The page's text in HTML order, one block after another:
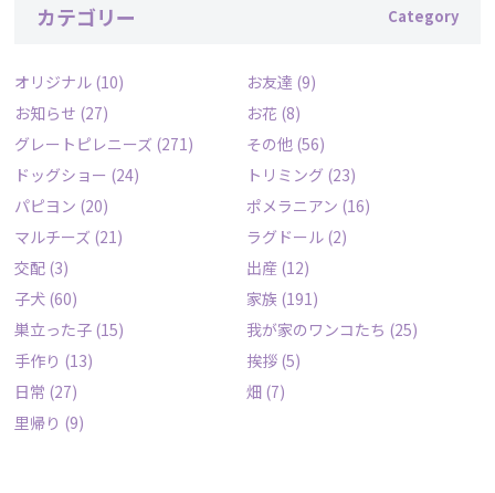
カテゴリー
オリジナル (10) お友達 (9)
お知らせ (27) お花 (8)
グレートピレニーズ (271) その他(56)
ドッグショー (24) トリミング (23)
パピヨン (20) ポメラニアン (16)
マルチーズ (21) ラグドール(2)
交配 (3) 出産(12)
子犬 (60) 家族 (191)
巣立った子 (15) 我が家のワンコたち (25)
手作り (13) 挨拶(5)
日常 (27) 畑(7)
里帰り (9)